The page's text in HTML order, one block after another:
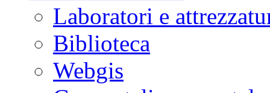
Laboratori e
Biblioteca
Webgis